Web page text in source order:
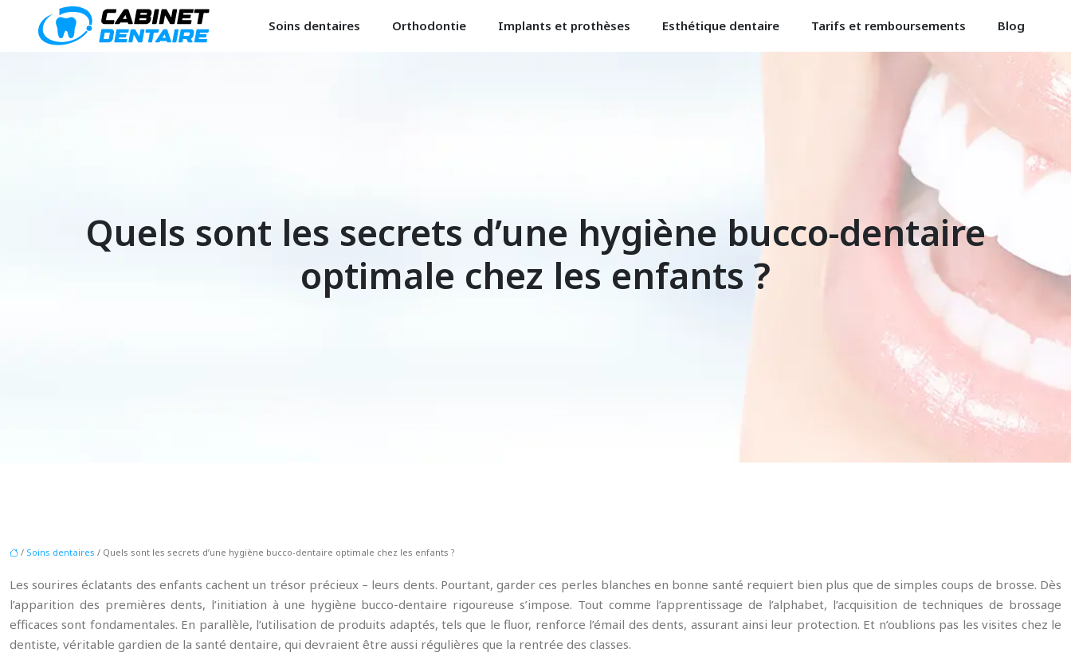
Soins dentaires Orthodontie Implants et prothèses Esthétique dentaire Tarifs et remboursements Blog
Quels sont les secrets d’une hygiène bucco-dentaire
optimale chez les enfants ?
/ Soins dentaires / Quels sont les secrets d’une hygiène bucco-dentaire optimale chez les enfants ?
Les sourires éclatants des enfants cachent un trésor précieux – leurs dents. Pourtant, garder ces perles blanches en bonne santé requiert bien plus que de simples coups de brosse. Dès
l’apparition des premières dents, l’initiation à une hygiène bucco-dentaire rigoureuse s’impose. Tout comme l’apprentissage de l’alphabet, l’acquisition de techniques de brossage
efficaces sont fondamentales. En parallèle, l’utilisation de produits adaptés, tels que le fluor, renforce l’émail des dents, assurant ainsi leur protection. Et n’oublions pas les visites chez le
dentiste, véritable gardien de la santé dentaire, qui devraient être aussi régulières que la rentrée des classes.